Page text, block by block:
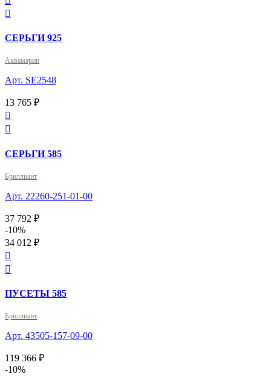

СЕРЬГИ 925
Аквамарин
Арт. SE2548
13 765 ₽


СЕРЬГИ 585
Бриллиант
Арт. 22260-251-01-00
37 792 ₽
-10%
34 012 ₽


ПУСЕТЫ 585
Бриллиант
Арт. 43505-157-09-00
119 366 ₽
-10%